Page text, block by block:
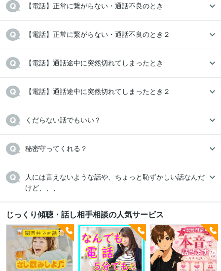
【電話】正常に繋がらない・通話不良のとき
【電話】正常に繋がらない・通話不良のとき２
【電話】通話途中に突然切れてしまったとき
【電話】通話途中に突然切れてしまったとき２
くだらない話でもいい？
秘密守ってくれる？
人には言えないような話や、ちょっと恥ずかしい話なんだ
けど、、、
じっくり傾聴・話し相手相談の人気サービス